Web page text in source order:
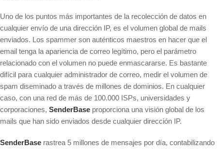
Uno de los puntos más importantes de la recolección de datos en
cualquier envío de una dirección IP, es el volumen global de mails
enviados. Los spammer son auténticos maestros en hacer que el
email tenga la apariencia de correo legítimo, pero el parámetro
relacionado con el volumen no puede enmascararse. Es bastante
difícil para cualquier administrador de correo, medir el volumen de
spam diseminado a través de millones de dominios. En cualquier
caso, con una red de más de 100.000 ISPs, universidades y
corporaciones, SenderBase proporciona una visión global de los
mails que han sido enviados desde cualquier dirección IP.
SenderBase rastrea 5 millones de mensajes por día, contabilizando